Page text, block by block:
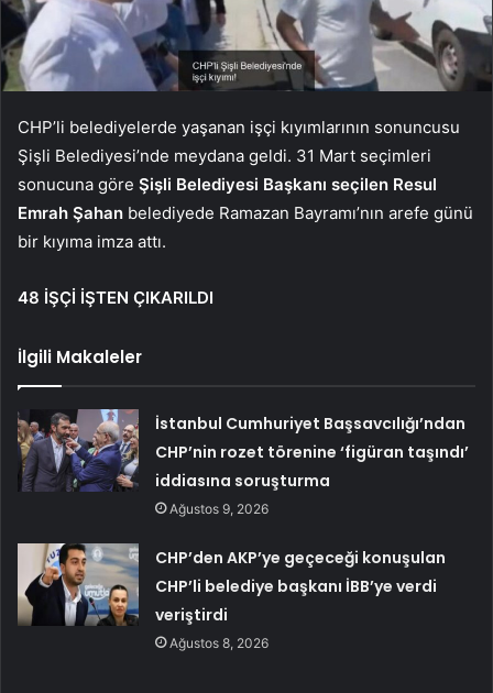
CHP’li belediyelerde yaşanan işçi kıyımlarının sonuncusu
Şişli Belediyesi’nde meydana geldi. 31 Mart seçimleri
sonucuna göre Şişli Belediyesi Başkanı seçilen Resul
Emrah Şahan belediyede Ramazan Bayramı’nın arefe günü
bir kıyıma imza attı.
48 İŞÇİ İŞTEN ÇIKARILDI
İlgili Makaleler
İstanbul Cumhuriyet Başsavcılığı’ndan
CHP’nin rozet törenine ‘figüran taşındı’
iddiasına soruşturma
Ağustos 9, 2026
CHP’den AKP’ye geçeceği konuşulan
CHP’li belediye başkanı İBB’ye verdi
veriştirdi
Ağustos 8, 2026